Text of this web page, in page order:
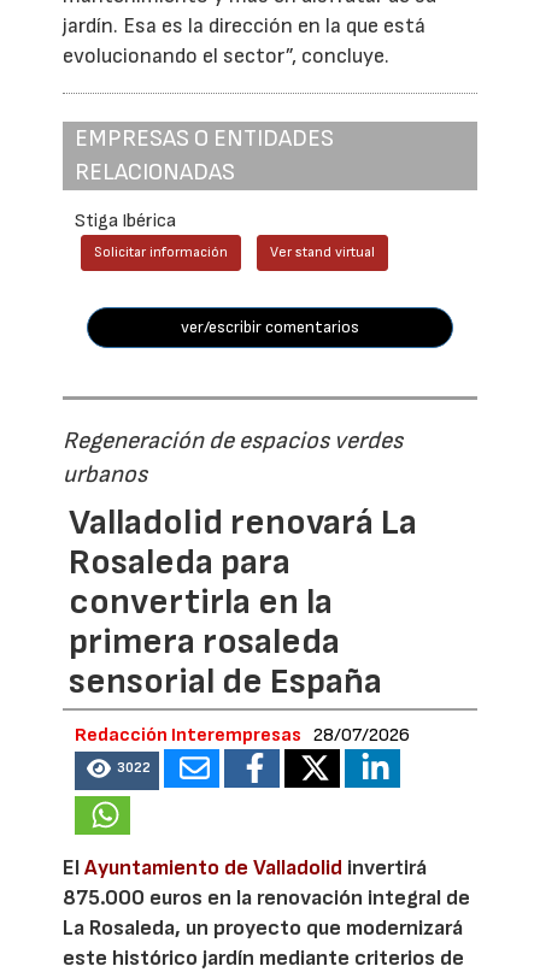
jardín. Esa es la dirección en la que está
evolucionando el sector”, concluye.
EMPRESAS O ENTIDADES
RELACIONADAS
Stiga Ibérica
Solicitar información Ver stand virtual
ver/escribir comentarios
Regeneración de espacios verdes
urbanos
Valladolid renovará La
Rosaleda para
convertirla en la
primera rosaleda
sensorial de España
Redacción Interempresas 28/07/2026
3022
ElAyuntamiento de Valladolid invertirá
875.000 euros en la renovación integral de
La Rosaleda, un proyecto que modernizará
este histórico jardín mediante criterios de